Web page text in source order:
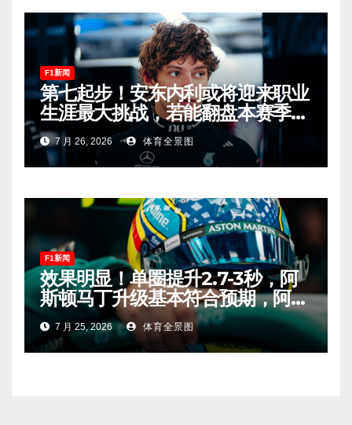
F1新闻
第七起步！安东内利或将迎来职业
生涯最大挑战，若能翻盘本赛季争
冠有望！
7 月 26, 2026 体育全景图
F1新闻
效果明显！单圈提升2.7-3秒，阿
斯顿马丁升级基本符合预期，阿隆
索有望在匈牙利进入Q2！
7 月 25, 2026 体育全景图